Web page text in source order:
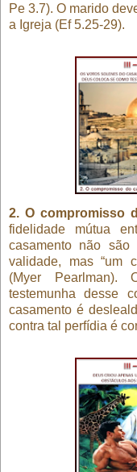
Pe 3.7). O marido
a Igreja (Ef 5.25-29).
2. O compromisso
fidelidade mútua
casamento não
validade, mas “um
(Myer Pearlman).
testemunha desse
casamento é
contra tal perfídia é